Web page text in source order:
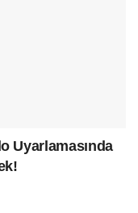
Uyarlamasında